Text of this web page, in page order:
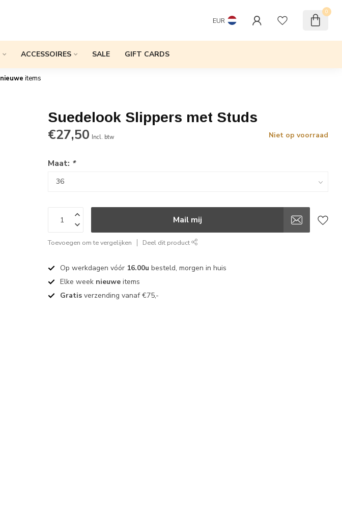
EUR
0
ACCESSOIRES SALE GIFT CARDS
nieuwe items
Suedelook Slippers met Studs
€27,50 Incl. btw Niet op voorraad
Maat: *
Mail mij
Toevoegen om te vergelijken Deel dit product
Op werkdagen vóór 16.00u besteld, morgen in huis
Elke week nieuwe items
Gratis verzending vanaf €75,-